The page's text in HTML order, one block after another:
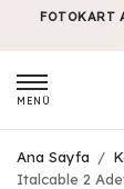
FOTOKART
MENÜ
Ana Sayfa /
Italcable 2